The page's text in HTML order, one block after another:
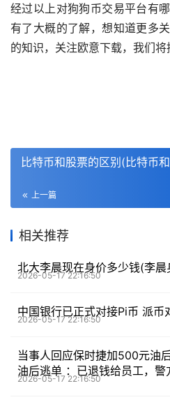
经过以上对狗狗币交易平台有
有了大概的了解，想知道更多
的知识，关注欧意下载，我们将
比特币和股票的区别(比特币
上一篇
相关推荐
北大李晨现在身价多少钱(李晨
2026-05-17 22:16:50
中国银行已正式对接Pi币 派币
2026-05-17 22:16:50
当事人回应保时捷加500元油
油后逃单 ：已退钱给员工，
2026-05-17 22:16:50